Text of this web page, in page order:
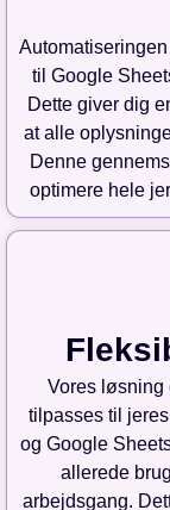
til Google
Dette giver dig
at alle
Denne
optimere hele
Vores løsning
tilpasses til
og Google
allerede
arbejdsgang.